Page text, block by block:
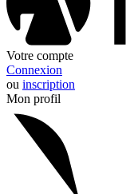
Votre compte
Connexion
ou inscription
Mon profil